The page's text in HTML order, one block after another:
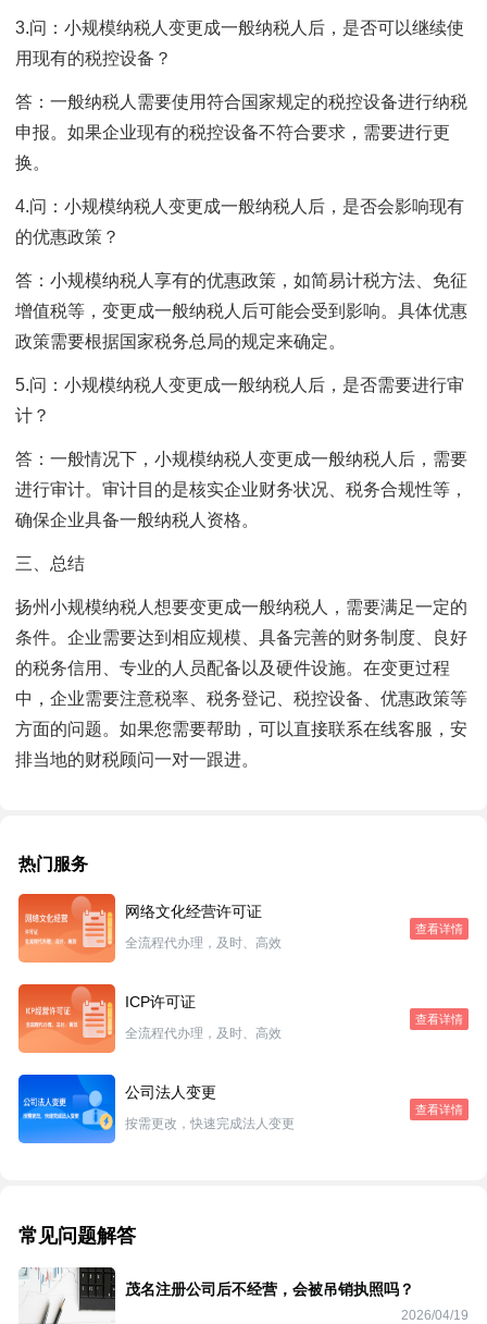
3.问：小规模纳税人变更成一般纳税人后，是否可以继续使
用现有的税控设备？
答：一般纳税人需要使用符合国家规定的税控设备进行纳税
申报。如果企业现有的税控设备不符合要求，需要进行更
换。
4.问：小规模纳税人变更成一般纳税人后，是否会影响现有
的优惠政策？
答：小规模纳税人享有的优惠政策，如简易计税方法、免征
增值税等，变更成一般纳税人后可能会受到影响。具体优惠
政策需要根据国家税务总局的规定来确定。
5.问：小规模纳税人变更成一般纳税人后，是否需要进行审
计？
答：一般情况下，小规模纳税人变更成一般纳税人后，需要
进行审计。审计目的是核实企业财务状况、税务合规性等，
确保企业具备一般纳税人资格。
三、总结
扬州小规模纳税人想要变更成一般纳税人，需要满足一定的
条件。企业需要达到相应规模、具备完善的财务制度、良好
的税务信用、专业的人员配备以及硬件设施。在变更过程
中，企业需要注意税率、税务登记、税控设备、优惠政策等
方面的问题。如果您需要帮助，可以直接联系在线客服，安
排当地的财税顾问一对一跟进。
热门服务
网络文化经营许可证
全流程代办理，及时、高效
查看详情
ICP许可证
全流程代办理，及时、高效
查看详情
公司法人变更
按需更改，快速完成法人变更
查看详情
常见问题解答
茂名注册公司后不经营，会被吊销执照吗？
2026/04/19